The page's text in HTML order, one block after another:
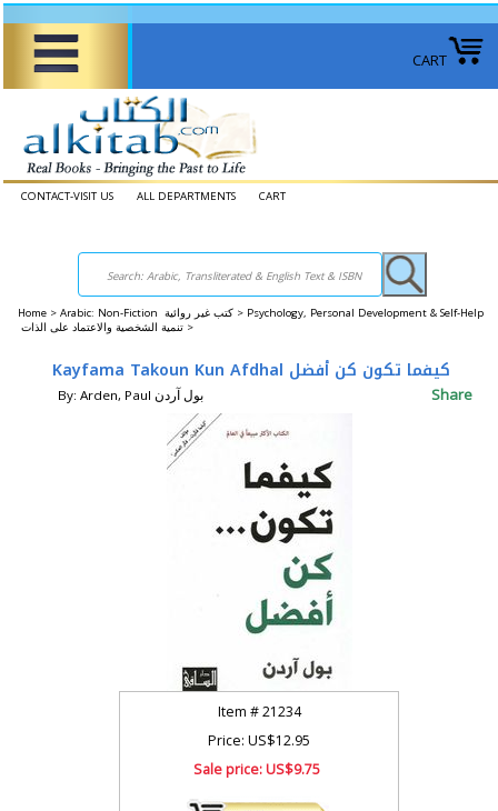
CART
CONTACT-VISIT US ALL DEPARTMENTS CART
Home > Arabic: Non-Fiction كتب غير روائية > Psychology, Personal Development & Self-Help
تنمية الشخصية والاعتماد على الذات >
Kayfama Takoun Kun Afdhal كيفما تكون كن أفضل
By: Arden, Paul بول آردن Share
Item #21234
Price: US$12.95
Sale price:US$9.75